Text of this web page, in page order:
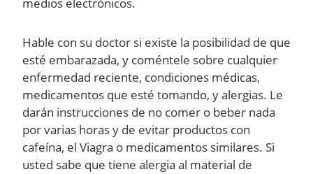
Hable con su doctor si existe la posibilidad de que
esté embarazada, y coméntele sobre cualquier
enfermedad reciente, condiciones médicas,
medicamentos que esté tomando, y alergias. Le
darán instrucciones de no comer o beber nada
por varias horas y de evitar productos con
cafeína, el Viagra o medicamentos similares. Si
usted sabe que tiene alergia al material de